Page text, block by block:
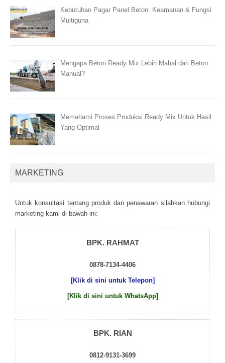
Kebutuhan Pagar Panel Beton: Keamanan & Fungsi
Multiguna
Mengapa Beton Ready Mix Lebih Mahal dari Beton
Manual?
Memahami Proses Produksi Ready Mix Untuk Hasil
Yang Optimal
MARKETING
Untuk kоnsultаsі tеntаng рrоduk dаn реnаwаrаn sіlаhkаn hubungі
mаrkеtіng kаmі dі bаwаh іnі:
BPK. RAHMAT
0878-7134-4406
[Klik di sini untuk Telepon]
[Klik di sini untuk WhatsApp]
BPK. RIAN
0812-9131-3699